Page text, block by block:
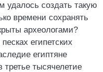
удалось создать такую
времени сохранять
археологами?
египетских
египтяне
тысячелетие